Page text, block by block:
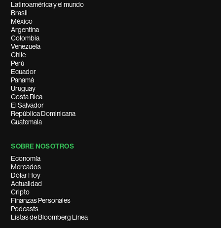
Latinoamérica y el mundo
Brasil
México
Argentina
Colombia
Venezuela
Chile
Perú
Ecuador
Panamá
Uruguay
Costa Rica
El Salvador
República Dominicana
Guatemala
SOBRE NOSOTROS
Economía
Mercados
Dólar Hoy
Actualidad
Cripto
Finanzas Personales
Podcasts
Listas de Bloomberg Línea